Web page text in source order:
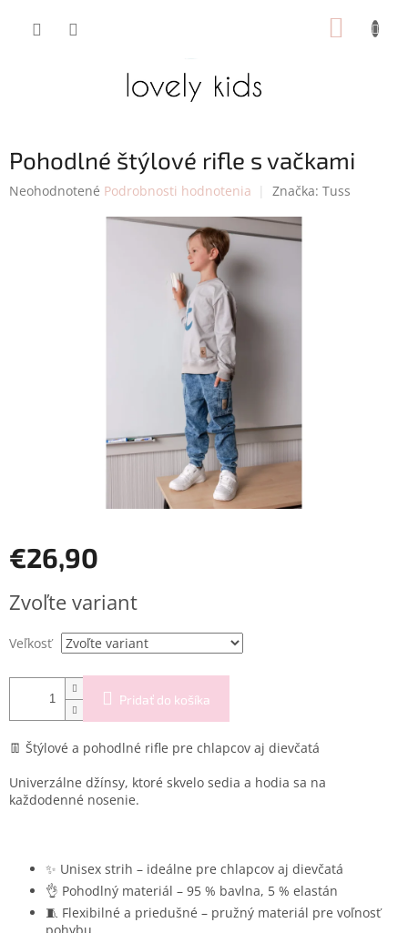
Pohodlné štýlové rifle s vačkami
Priemerné
Neohodnotené Podrobnosti hodnotenia Značka: Tuss
€26,90
cena:
Zvoľte variant
Veľkosť
Pridať do košíka
👖 Štýlové a pohodlné rifle pre chlapcov aj dievčatá
Univerzálne džínsy, ktoré skvelo sedia a hodia sa na
každodenné nosenie.
✨ Unisex strih – ideálne pre chlapcov aj dievčatá
👌 Pohodlný materiál – 95 % bavlna, 5 % elastán
🧵 Flexibilné a priedušné – pružný materiál pre voľnosť